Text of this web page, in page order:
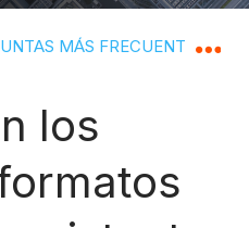
jerarquía global
MÁS FRECUENTES
los